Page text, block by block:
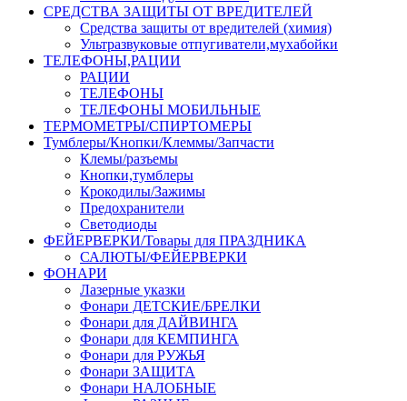
СРЕДСТВА ЗАЩИТЫ ОТ ВРЕДИТЕЛЕЙ
Средства защиты от вредителей (химия)
Ультразвуковые отпугиватели,мухабойки
ТЕЛЕФОНЫ,РАЦИИ
РАЦИИ
ТЕЛЕФОНЫ
ТЕЛЕФОНЫ МОБИЛЬНЫЕ
ТЕРМОМЕТРЫ/СПИРТОМЕРЫ
Тумблеры/Кнопки/Клеммы/Запчасти
Клемы/разъемы
Кнопки,тумблеры
Крокодилы/Зажимы
Предохранители
Светодиоды
ФЕЙЕРВЕРКИ/Товары для ПРАЗДНИКА
САЛЮТЫ/ФЕЙЕРВЕРКИ
ФОНАРИ
Лазерные указки
Фонари ДЕТСКИЕ/БРЕЛКИ
Фонари для ДАЙВИНГА
Фонари для КЕМПИНГА
Фонари для РУЖЬЯ
Фонари ЗАЩИТА
Фонари НАЛОБНЫЕ